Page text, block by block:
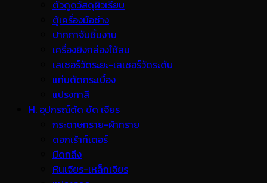
ตัวดูดวัสดุผิวเรียบ
ตู้เครื่องมือช่าง
ปากกาจับชิ้นงาน
เครื่องยิงกล่องใช้ลม
เลเซอร์วัดระยะ-เลเซอร์วัดระดับ
แท่นตัดกระเบื้อง
แปรงทาสี
H. อุปกรณ์ตัด ขัด เจียร
กระดาษทราย-ผ้าทราย
ดอกเร้าท์เตอร์
มีดกลึง
หินเจียร-เหล็กเจียร